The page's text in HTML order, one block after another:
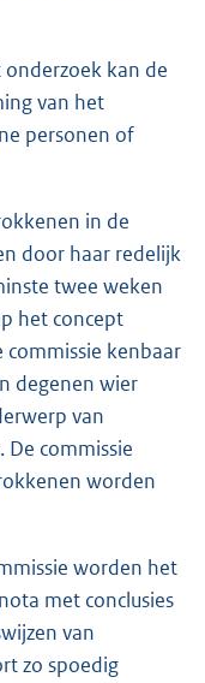
kan de
van het
personen of
in de
door haar redelijk
twee weken
het concept
kenbaar
degenen wier
van
De commissie
worden
worden het
met conclusies
van
zo spoedig